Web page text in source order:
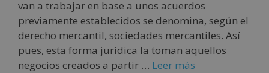
van a trabajar en base a unos acuerdos
previamente establecidos se denomina, según el
derecho mercantil, sociedades mercantiles. Así
pues, esta forma jurídica la toman aquellos
negocios creados a partir … Leer más